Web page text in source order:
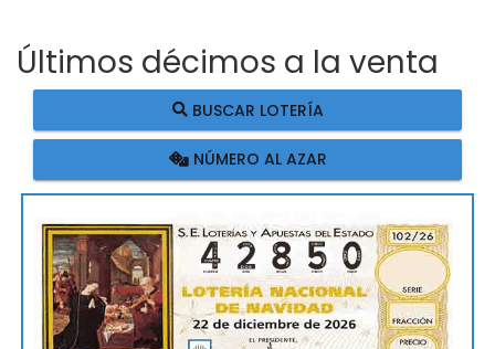
Últimos décimos a la venta
BUSCAR LOTERÍA
NÚMERO AL AZAR